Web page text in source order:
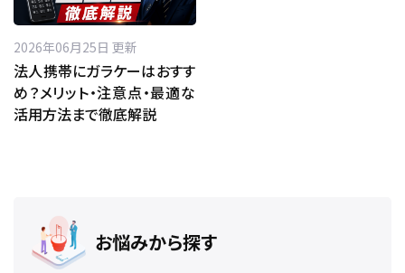
2026年06月25日 更新
法人携帯にガラケーはおすす
め？メリット・注意点・最適な
活用方法まで徹底解説
お悩みから探す